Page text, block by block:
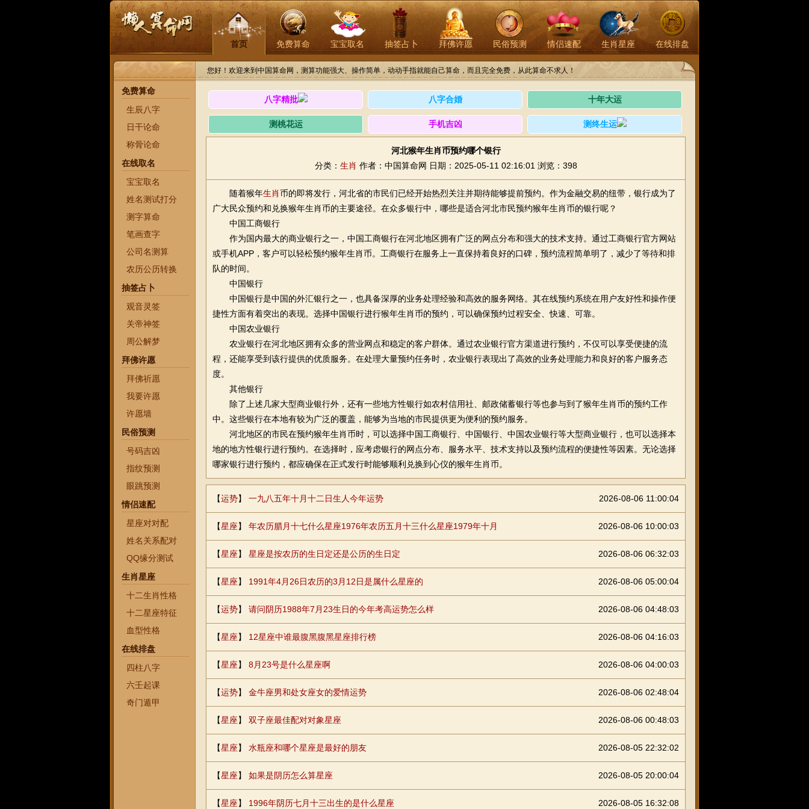
首页 免费算命 宝宝取名 抽签占卜 拜佛许愿 民俗预测 情侣速配 生肖星座 在线排盘
您好！欢迎来到中国算命网，测算功能强大、操作简单，动动手指就能自己算命，而且完全免费，从此算命不求人！
免费算命
生辰八字
日干论命
称骨论命
在线取名
宝宝取名
姓名测试打分
测字算命
笔画查字
公司名测算
农历公历转换
抽签占卜
观音灵签
关帝神签
周公解梦
拜佛许愿
拜佛祈愿
我要许愿
许愿墙
民俗预测
号码吉凶
指纹预测
眼跳预测
情侣速配
星座对对配
姓名关系配对
QQ缘分测试
生肖星座
十二生肖性格
十二星座特征
血型性格
在线排盘
四柱八字
六壬起课
奇门遁甲
八字精批 八字合婚 十年大运
测桃花运 手机吉凶 测终生运
河北猴年生肖币预约哪个银行
分类： 生肖 作者：中国算命网 日期：2025-05-11 02:16:01 浏览：398
随着猴年生肖币的即将发行，河北省的市民们已经开始热烈关注并期待能够提前预约。作为金融交易的纽带，银行成为了
广大民众预约和兑换猴年生肖币的主要途径。在众多银行中，哪些是适合河北市民预约猴年生肖币的银行呢？
中国工商银行
作为国内最大的商业银行之一，中国工商银行在河北地区拥有广泛的网点分布和强大的技术支持。通过工商银行官方网站
或手机APP，客户可以轻松预约猴年生肖币。工商银行在服务上一直保持着良好的口碑，预约流程简单明了，减少了等待和排
队的时间。
中国银行
中国银行是中国的外汇银行之一，也具备深厚的业务处理经验和高效的服务网络。其在线预约系统在用户友好性和操作便
捷性方面有着突出的表现。选择中国银行进行猴年生肖币的预约，可以确保预约过程安全、快速、可靠。
中国农业银行
农业银行在河北地区拥有众多的营业网点和稳定的客户群体。通过农业银行官方渠道进行预约，不仅可以享受便捷的流
程，还能享受到该行提供的优质服务。在处理大量预约任务时，农业银行表现出了高效的业务处理能力和良好的客户服务态
度。
其他银行
除了上述几家大型商业银行外，还有一些地方性银行如农村信用社、邮政储蓄银行等也参与到了猴年生肖币的预约工作
中。这些银行在本地有较为广泛的覆盖，能够为当地的市民提供更为便利的预约服务。
河北地区的市民在预约猴年生肖币时，可以选择中国工商银行、中国银行、中国农业银行等大型商业银行，也可以选择本
地的地方性银行进行预约。在选择时，应考虑银行的网点分布、服务水平、技术支持以及预约流程的便捷性等因素。无论选择
哪家银行进行预约，都应确保在正式发行时能够顺利兑换到心仪的猴年生肖币。
【运势】 一九八五年十月十二日生人今年运势 2026-08-06 11:00:04
【星座】 年农历腊月十七什么星座1976年农历五月十三什么星座1979年十月 2026-08-06 10:00:03
【星座】 星座是按农历的生日定还是公历的生日定 2026-08-06 06:32:03
【星座】 1991年4月26日农历的3月12日是属什么星座的 2026-08-06 05:00:04
【运势】 请问阴历1988年7月23生日的今年考高运势怎么样 2026-08-06 04:48:03
【星座】 12星座中谁最腹黑腹黑星座排行榜 2026-08-06 04:16:03
【星座】 8月23号是什么星座啊 2026-08-06 04:00:03
【运势】 金牛座男和处女座女的爱情运势 2026-08-06 02:48:04
【星座】 双子座最佳配对对象星座 2026-08-06 00:48:03
【星座】 水瓶座和哪个星座是最好的朋友 2026-08-05 22:32:02
【星座】 如果是阴历怎么算星座 2026-08-05 20:00:04
【星座】 1996年阴历七月十三出生的是什么星座 2026-08-05 16:32:08